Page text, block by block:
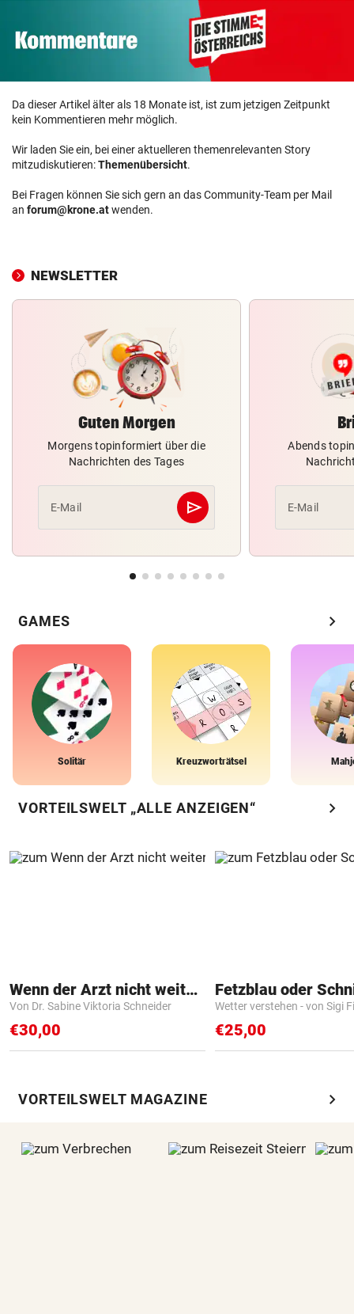
Da dieser Artikel älter als 18 Monate ist, ist zum jetzigen Zeitpunkt
kein Kommentieren mehr möglich.
Wir laden Sie ein, bei einer aktuelleren themenrelevanten Story
mitzudiskutieren:Themenübersicht.
Bei Fragen können Sie sich gern an das Community-Team per Mail
an forum@krone.atwenden.
NEWSLETTER
Guten Morgen
Morgens topinformiert über die
Nachrichten des Tages
E-Mail send
Abschicken
Abends
E-Mail
GAMES chevron_right
Solitär Kreuzworträtsel
VORTEILSWELT „ALLE ANZEIGEN“ chevron_right
Wenn der Arzt nicht weiter weiß
Von Dr. Sabine Viktoria Schneider
€30,00
Fetzblau oder
Wetter verstehen - von Sigi
€25,00
VORTEILSWELT MAGAZINE chevron_right